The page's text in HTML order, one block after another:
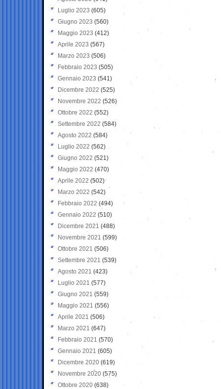
Luglio 2023 (605)
Giugno 2023 (560)
Maggio 2023 (412)
Aprile 2023 (567)
Marzo 2023 (506)
Febbraio 2023 (505)
Gennaio 2023 (541)
Dicembre 2022 (525)
Novembre 2022 (526)
Ottobre 2022 (552)
Settembre 2022 (584)
Agosto 2022 (584)
Luglio 2022 (562)
Giugno 2022 (521)
Maggio 2022 (470)
Aprile 2022 (502)
Marzo 2022 (542)
Febbraio 2022 (494)
Gennaio 2022 (510)
Dicembre 2021 (488)
Novembre 2021 (599)
Ottobre 2021 (506)
Settembre 2021 (539)
Agosto 2021 (423)
Luglio 2021 (577)
Giugno 2021(559)
Maggio 2021 (556)
Aprile 2021 (506)
Marzo 2021 (647)
Febbraio 2021 (570)
Gennaio 2021 (605)
Dicembre 2020 (619)
Novembre 2020 (575)
Ottobre 2020 (638)